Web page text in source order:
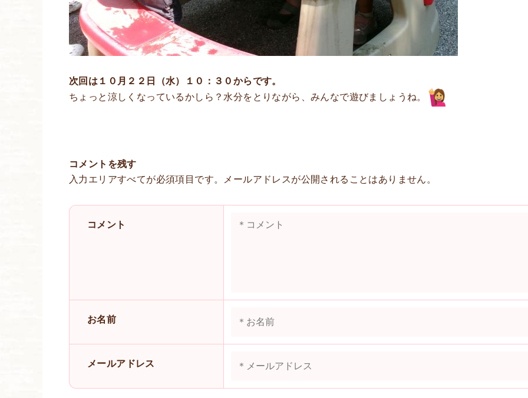
次回は１０月２２日（水）１０：３０からです。
ちょっと涼しくなっているかしら？水分をとりながら、みんなで遊びましょうね。
コメントを残す
入力エリアすべてが必須項目です。メールアドレスが公開されることはありません。
コメント
お名前
メールアドレス